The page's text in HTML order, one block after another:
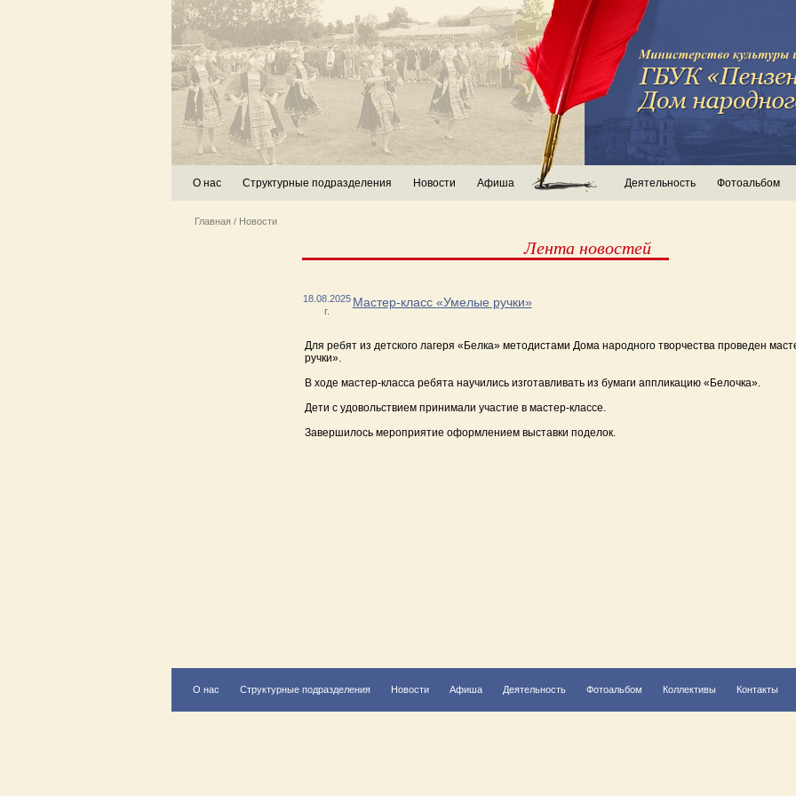
О нас Структурные подразделения Новости Афиша Деятельность Фотоальбом
Главная / Новости
Лента новостей
18.08.2025
г.
Мастер-класс «Умелые ручки»
Для ребят из детского лагеря «Белка» методистами Дома народного творчества проведен
ручки».
В ходе мастер-класса ребята научились изготавливать из бумаги аппликацию «Белочка».
Дети с удовольствием принимали участие в мастер-классе.
Завершилось мероприятие оформлением выставки поделок.
О нас Структурные подразделения Новости Афиша Деятельность Фотоальбом Коллективы Контакты